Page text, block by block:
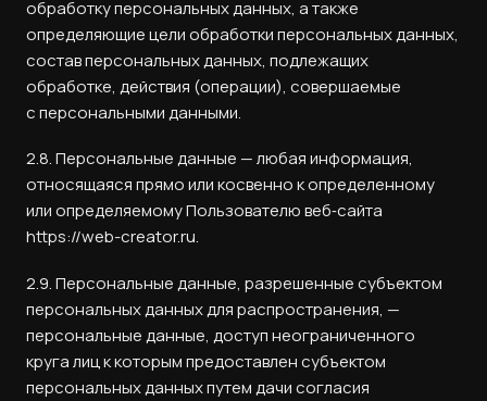
обработку персональных данных, а также
определяющие цели обработки персональных данных,
состав персональных данных, подлежащих
обработке, действия (операции), совершаемые
с персональными данными.
2.8. Персональные данные — любая информация,
относящаяся прямо или косвенно к определенному
или определяемому Пользователю веб‑сайта
https://web-creator.ru.
2.9. Персональные данные, разрешенные субъектом
персональных данных для распространения, —
персональные данные, доступ неограниченного
круга лиц к которым предоставлен субъектом
персональных данных путем дачи согласия